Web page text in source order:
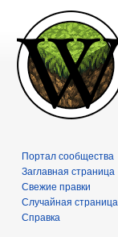
Портал сообщества
Заглавная страница
Свежие правки
Случайная страница
Справка